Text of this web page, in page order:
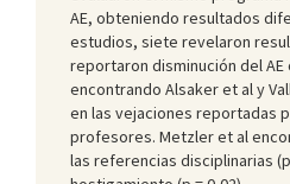
AE, obteniendo resultados
estudios, siete revelaron
reportaron disminución del
encontrando Alsaker et al y
en las vejaciones reportadas
profesores. Metzler et al
las referencias disciplinarias